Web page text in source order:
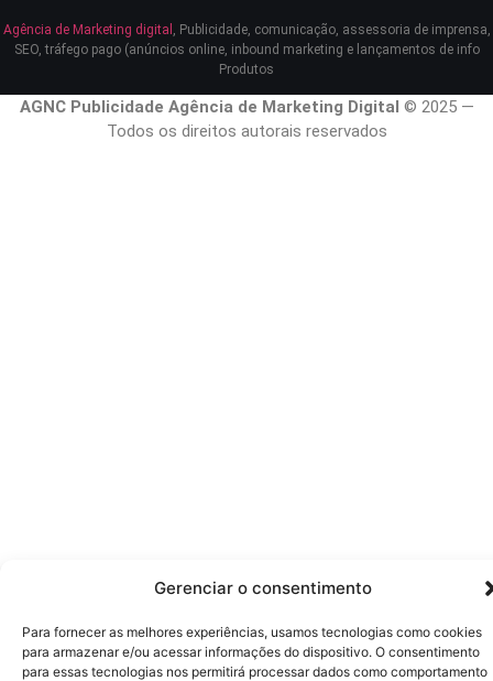
Gerenciar o consentimento
Para fornecer as melhores experiências, usamos tecnologias como cookies
para armazenar e/ou acessar informações do dispositivo. O consentimento
para essas tecnologias nos permitirá processar dados como comportamento
Agência de Marketing digital , Publicidade, comunicação, assessoria de imprensa,
SEO, tráfego pago (anúncios online, inbound marketing e lançamentos de info
Produtos
AGNC Publicidade Agência de Marketing Digital © 2025 —
Todos os direitos autorais reservados